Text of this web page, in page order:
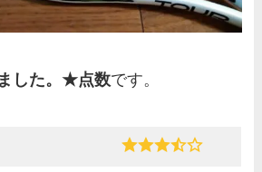
した。★点数です。